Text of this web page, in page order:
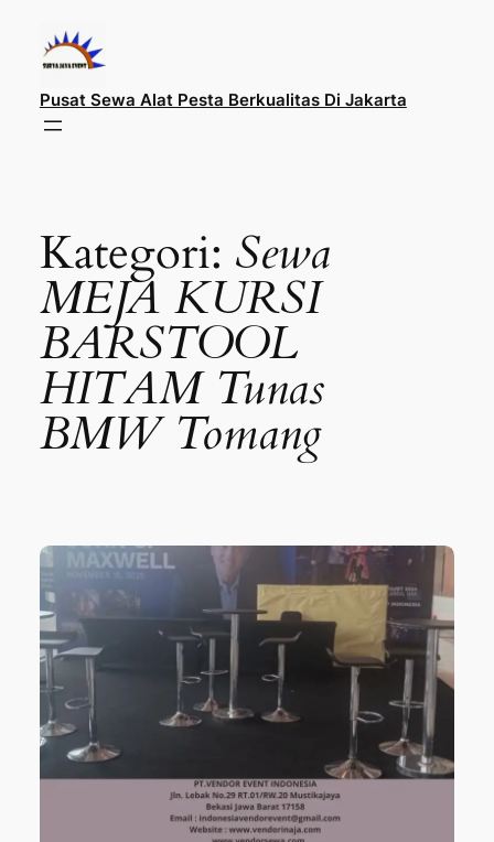
konten
Pusat Sewa Alat Pesta Berkualitas Di Jakarta
Kategori: Sewa
MEJA KURSI
BARSTOOL
HITAM Tunas
BMW Tomang